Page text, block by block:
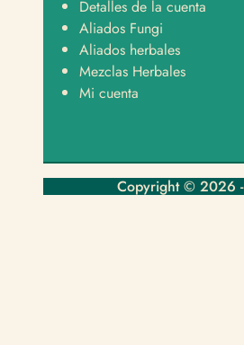
Detalles de la cuenta
Aliados Fungi
Aliados herbales
Mezclas Herbales
Mi cuenta
Copyright © 2026 -
Enviar por